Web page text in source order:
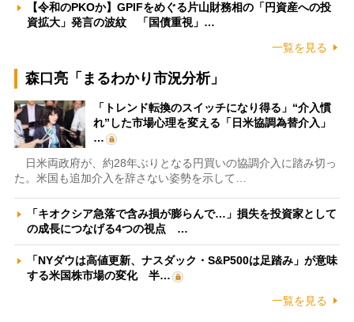
【令和のPKOか】GPIFをめぐる片山財務相の「円資産への投
資拡大」発言の波紋 「国債重視」…
一覧を見る
森口亮「まるわかり市況分析」
「トレンド転換のスイッチになり得る」“介入慣
れ”した市場心理を変える「日米協調為替介入」
…
日米両政府が、約28年ぶりとなる円買いの協調介入に踏み切っ
た。米国も追加介入を辞さない姿勢を示して…
「キオクシア急落で含み損が膨らんで…」損失を投資家として
の成長につなげる4つの視点 …
「NYダウは高値更新、ナスダック・S&P500は足踏み」が意味
する米国株市場の変化 半…
一覧を見る